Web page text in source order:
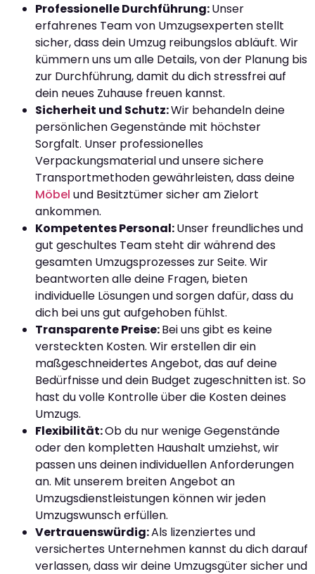
Professionelle Durchführung:Unser
erfahrenes Team von Umzugsexperten stellt
sicher, dass dein Umzug reibungslos abläuft. Wir
kümmern uns um alle Details, von der Planung bis
zur Durchführung, damit du dich stressfrei auf
dein neues Zuhause freuen kannst.
Sicherheit und Schutz:Wir behandeln deine
persönlichen Gegenstände mit höchster
Sorgfalt. Unser professionelles
Verpackungsmaterial und unsere sichere
Transportmethoden gewährleisten, dass deine
Möbel und Besitztümer sicher am Zielort
ankommen.
Kompetentes Personal:Unser freundliches und
gut geschultes Team steht dir während des
gesamten Umzugsprozesses zur Seite. Wir
beantworten alle deine Fragen, bieten
individuelle Lösungen und sorgen dafür, dass du
dich bei uns gut aufgehoben fühlst.
Transparente Preise:Bei uns gibt es keine
versteckten Kosten. Wir erstellen dir ein
maßgeschneidertes Angebot, das auf deine
Bedürfnisse und dein Budget zugeschnitten ist. So
hast du volle Kontrolle über die Kosten deines
Umzugs.
Flexibilität:Ob du nur wenige Gegenstände
oder den kompletten Haushalt umziehst, wir
passen uns deinen individuellen Anforderungen
an. Mit unserem breiten Angebot an
Umzugsdienstleistungen können wir jeden
Umzugswunsch erfüllen.
Vertrauenswürdig:Als lizenziertes und
versichertes Unternehmen kannst du dich darauf
verlassen, dass wir deine Umzugsgüter sicher und